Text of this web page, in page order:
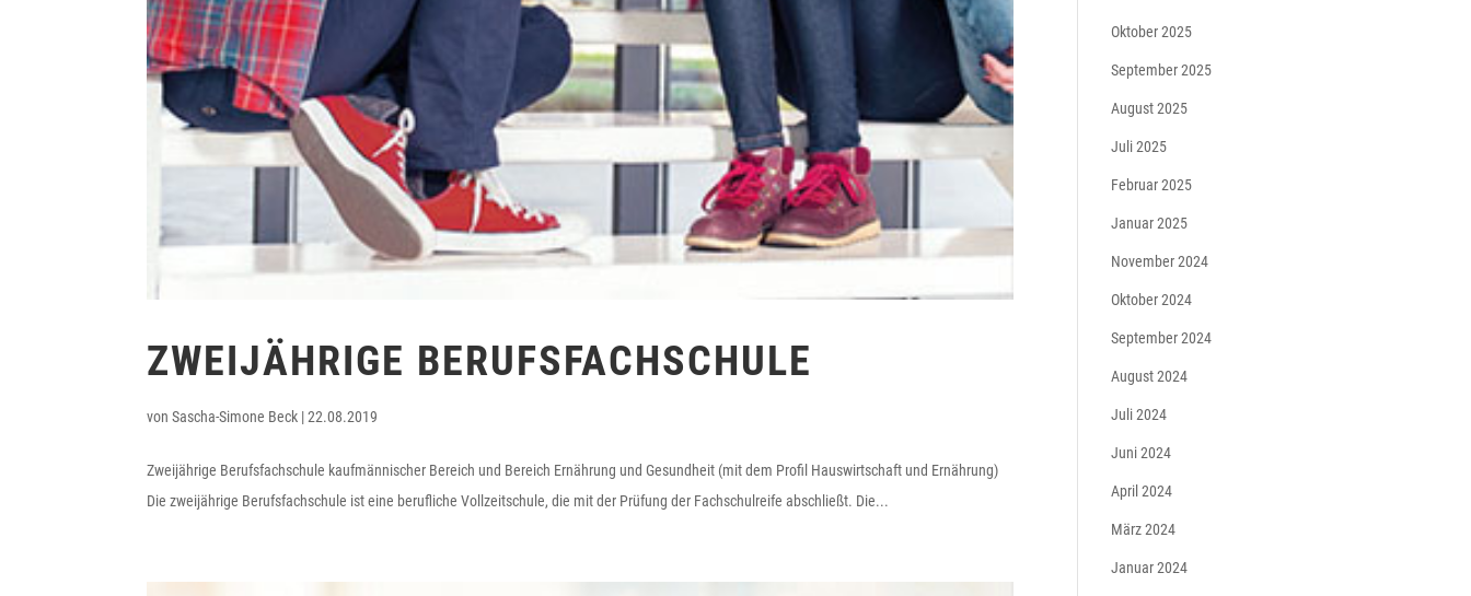
ZWEIJÄHRIGE BERUFSFACHSCHULE
vonSascha-Simone Beck |22.08.2019
Zweijährige Berufsfachschule kaufmännischer Bereich und Bereich Ernährung und Gesundheit (mit dem Profil Hauswirtschaft und Ernährung)
Die zweijährige Berufsfachschule ist eine berufliche Vollzeitschule, die mit der Prüfung der Fachschulreife abschließt. Die...
Oktober 2025
September 2025
August 2025
Juli 2025
Februar 2025
Januar 2025
November 2024
Oktober 2024
September 2024
August 2024
Juli 2024
Juni 2024
April 2024
März 2024
Januar 2024